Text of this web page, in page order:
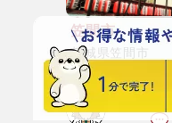
笠間市
茨城県笠間市